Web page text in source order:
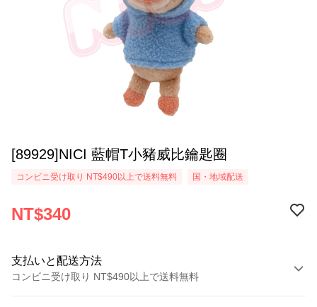
[89929]NICI 藍帽T小豬威比鑰匙圈
コンビニ受け取り NT$490以上で送料無料 国・地域配送
NT$340
支払いと配送方法
コンビニ受け取り NT$490以上で送料無料